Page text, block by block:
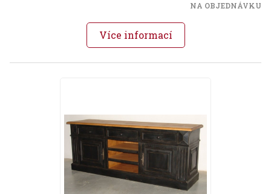
NA OBJEDNÁVKU
Více informací